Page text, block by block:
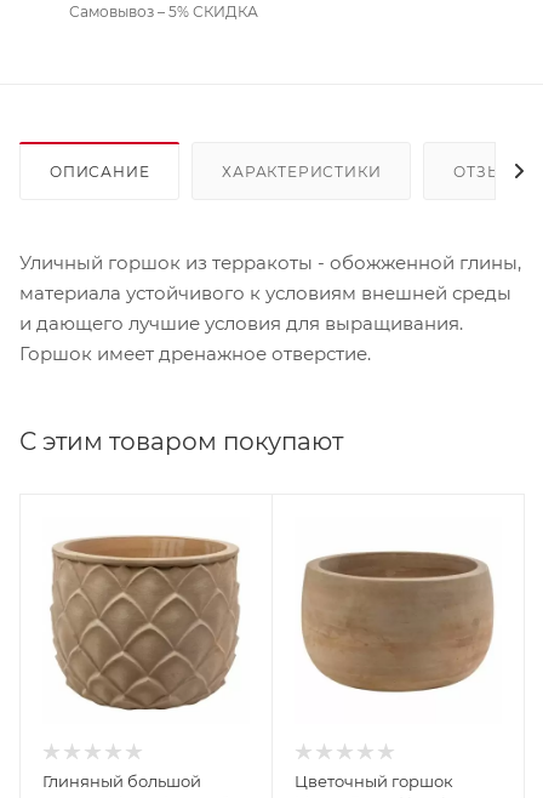
Самовывоз – 5% СКИДКА
ОПИСАНИЕ ХАРАКТЕРИСТИКИ ОТЗЫВЫ
Уличный горшок из терракоты - обожженной глины,
материала устойчивого к условиям внешней среды
и дающего лучшие условия для выращивания.
Горшок имеет дренажное отверстие.
С этим товаром покупают
Глиняный большой
Цветочный горшок